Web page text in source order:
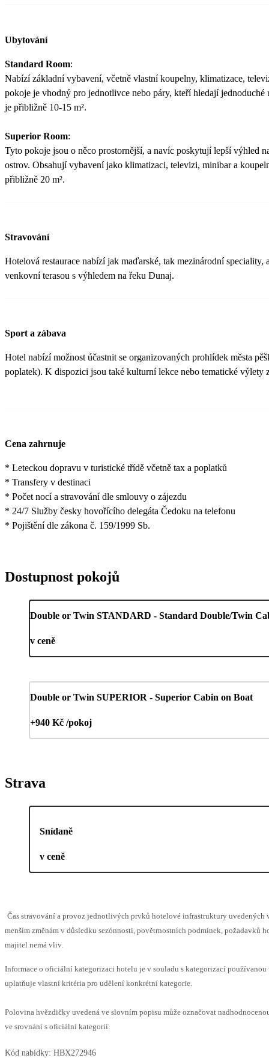
Ubytování
Standard Room:
Nabízí základní vybavení, včetně vlastní koupelny, klimatizace,
pokoje je vhodný pro jednotlivce nebo páry, kteří hledají
je přibližně 10-15 m².
Superior Room:
Tyto pokoje jsou o něco prostornější, a navíc poskytují lepší výhled
ostrov. Obsahují vybavení jako klimatizaci, televizi, minibar a
přibližně 20 m² ​.
Stravování
Hotelová restaurace nabízí jak maďarské, tak mezinárodní speciality,
venkovní terasou s výhledem na řeku Dunaj.
Sport a zábava
Hotel nabízí možnost účastnit se organizovaných prohlídek města
poplatek). K dispozici jsou také kulturní lekce nebo tematické výlety
Cena zahrnuje
* Leteckou dopravu v turistické třídě včetně tax a poplatků
* Transfery v destinaci
* Počet nocí a stravování dle smlouvy o zájezdu
* 24/7 Služby česky hovořícího delegáta Čedoku na telefonu
* Pojištění dle zákona č. 159/1999 Sb.
Dostupnost pokojů
Double or Twin STANDARD - Standard Double/Twin
v ceně
Double or Twin SUPERIOR - Superior Cabin on Boat
+940 Kč /pokoj
Strava
Snídaně
v ceně
Čas stravování a provoz jednotlivých prvků hotelové infrastruktury uvedených
menším změnám v důsledku sezónnosti, povětrnostních podmínek, požadavků
majitel nemá vliv.
Informace o oficiální kategorizaci hotelu je v souladu s kategorizací používanou
uplatňuje vlastní kritéria pro udělení konkrétní kategorie.
Polovina hvězdičky uvedená ve slovním popisu může označovat
ve srovnání s oficiální kategorií.
Kód nabídky: HBX272946